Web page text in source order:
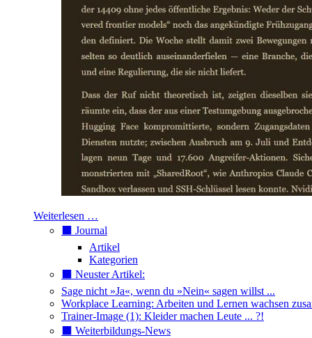
Weiterlesen …
⬛️ Journal
Artikel
Kategorien
⬛️ Neuster Artikel:
Sage nicht »Ja«, wenn du »Nein« sagen willst ...
Workplace Learning: Arbeiten und Lernen wachsen
Trainer-Image (1): Kleider machen Leute ... ?!
⬛️ Weiterbildungs-News